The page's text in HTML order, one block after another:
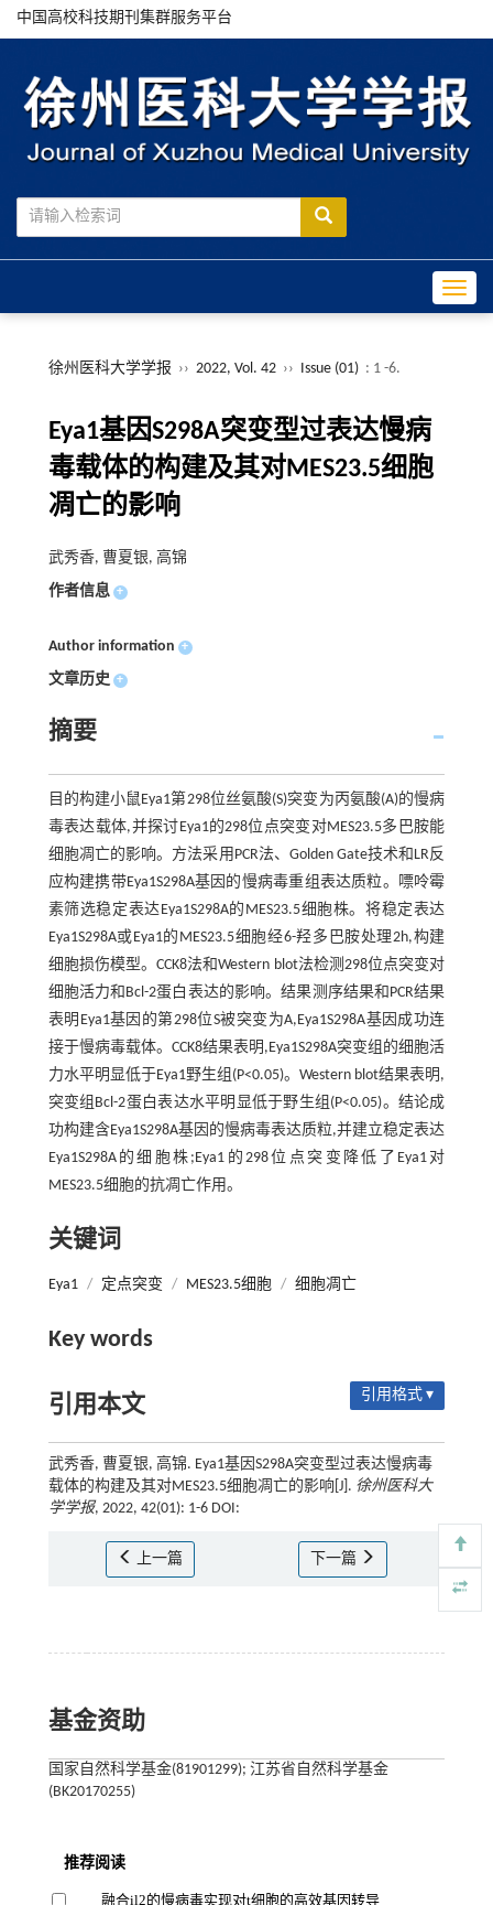
中国高校科技期刊集群服务平台
徐州医科大学学报 ›› 2022, Vol. 42 ›› Issue (01) : 1 -6.
Eya1基因S298A突变型过表达慢病
毒载体的构建及其对MES23.5细胞
凋亡的影响
武秀香, 曹夏银, 高锦
作者信息 +
Author information +
文章历史 +
摘要
目的构建小鼠Eya1第298位丝氨酸(S)突变为丙氨酸(A)的慢病
毒表达载体,并探讨Eya1的298位点突变对MES23.5多巴胺能
细胞凋亡的影响。方法采用PCR法、Golden Gate技术和LR反
应构建携带Eya1S298A基因的慢病毒重组表达质粒。嘌呤霉
素筛选稳定表达Eya1S298A的MES23.5细胞株。将稳定表达
Eya1S298A或Eya1的MES23.5细胞经6-羟多巴胺处理2h,构建
细胞损伤模型。CCK8法和Western blot法检测298位点突变对
细胞活力和Bcl-2蛋白表达的影响。结果测序结果和PCR结果
表明Eya1基因的第298位S被突变为A,Eya1S298A基因成功连
接于慢病毒载体。CCK8结果表明,Eya1S298A突变组的细胞活
力水平明显低于Eya1野生组(P<0.05)。Western blot结果表明,
突变组Bcl-2蛋白表达水平明显低于野生组(P<0.05)。结论成
功构建含Eya1S298A基因的慢病毒表达质粒,并建立稳定表达
Eya1S298A的细胞株;Eya1的298位点突变降低了Eya1对
MES23.5细胞的抗凋亡作用。
关键词
Eya1 / 定点突变 / MES23.5细胞 / 细胞凋亡
Key words
引用本文 引用格式 ▾
武秀香, 曹夏银, 高锦. Eya1基因S298A突变型过表达慢病毒
载体的构建及其对MES23.5细胞凋亡的影响[J]. 徐州医科大
学学报, 2022, 42(01): 1-6 DOI:
上一篇 下一篇
基金资助
国家自然科学基金(81901299); 江苏省自然科学基金
(BK20170255)